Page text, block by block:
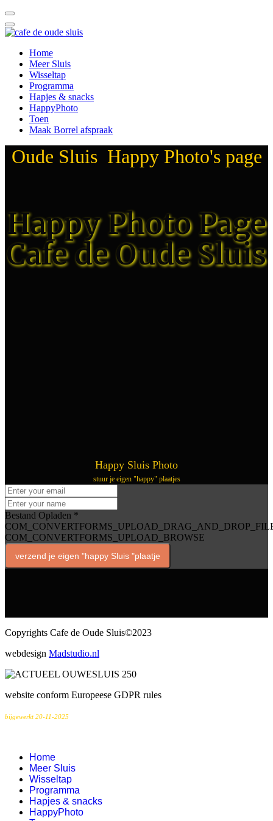
Home
Meer Sluis
Wisseltap
Programma
Hapjes & snacks
HappyPhoto
Toen
Maak Borrel afspraak
Oude Sluis Happy Photo's page
Happy Photo Page
Cafe de Oude Sluis
Happy Sluis Photo
stuur je eigen "happy" plaatjes
Bestand Opladen *
COM_CONVERTFORMS_UPLOAD_BROWSE
verzend je eigen "happy Sluis "plaatje
Copyrights Cafe de Oude Sluis©2023
webdesign Madstudio.nl
website conform Europeese GDPR rules
bijgewerkt 20-11-2025
Home
Meer Sluis
Wisseltap
Programma
Hapjes & snacks
HappyPhoto